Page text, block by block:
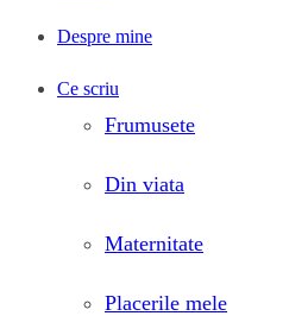
Despre mine
Ce scriu
Frumusete
Din viata
Maternitate
Placerile mele